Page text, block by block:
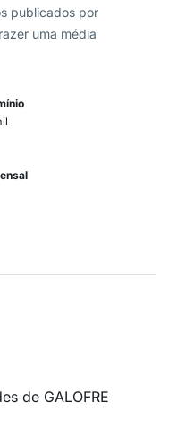
publicados por
uma média
de GALOFRE